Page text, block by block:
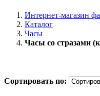
Интернет-магазин
Каталог
Часы
Часы со стразами
Сортировать по: